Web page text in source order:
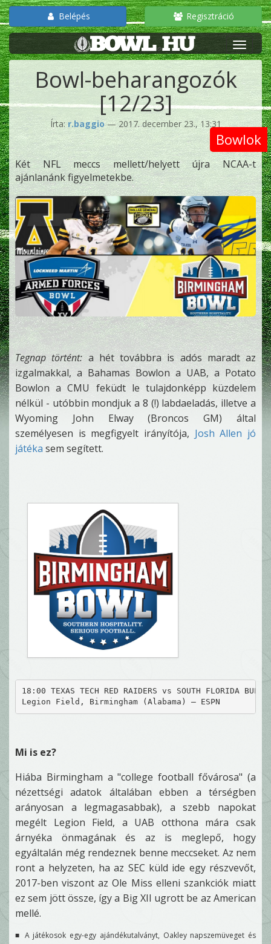
Belépés Regisztráció
Bowl-beharangozók
[12/23]
Írta: r.baggio— 2017. december 23., 13:31
Bowlok
Két NFL meccs mellett/helyett újra NCAA-t
ajánlanánk figyelmetekbe.
Tegnap történt: a hét továbbra is adós maradt az
izgalmakkal, a Bahamas Bowlon a UAB, a Potato
Bowlon a CMU feküdt le tulajdonképp küzdelem
nélkül - utóbbin mondjuk a 8 (!) labdaeladás, illetve a
Wyoming John Elway (Broncos GM) által
személyesen is megfigyelt irányítója, Josh Allen jó
játéka sem segített.
18:00 TEXAS TECH RED RAIDERS vs SOUTH FLORIDA BULLS
Legion Field, Birmingham (Alabama) – ESPN
Mi is ez?
Hiába Birmingham a "college football fővárosa" (a
nézettségi adatok általában ebben a térségben
arányosan a legmagasabbak), a szebb napokat
megélt Legion Field, a UAB otthona mára csak
árnyéka önmagának és az is meglepő, hogy
egyáltalán még rendeznek benne meccseket. Az nem
ront a helyzeten, ha az SEC küld ide egy részvevőt,
2017-ben viszont az Ole Miss elleni szankciók miatt
ez sem jött össze, így a Big XII ugrott be az American
mellé.
■ A játékosok egy-egy ajándékutalványt, Oakley napszemüveget és